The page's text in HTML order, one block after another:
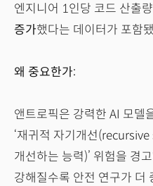
엔지니어 1인당 코드 산출
증가했다는 데이터가 포함
왜 중요한가:
앤트로픽은 강력한 AI 모델
‘재귀적 자기개선
개선하는 능력)’ 위험을 경
강해질수록 안전 연구가 더